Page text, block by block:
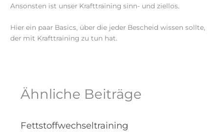
Ansonsten ist unser Krafttraining sinn- und ziellos.
Hier ein paar Basics, über die jeder Bescheid wissen sollte,
der mit Krafttraining zu tun hat.
Ähnliche Beiträge
Fettstoffwechseltraining